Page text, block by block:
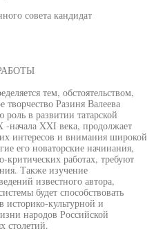
совета кандидат
тем, обстоятельством,
творчество Разиня Валеева
в развитии татарской
-начала XXI века, продолжает
интересов и внимания широкой
его новаторские начинания,
работах, требуют
Также изучение
известного автора,
будет способствовать
культурной и
народов Российской
столетий.